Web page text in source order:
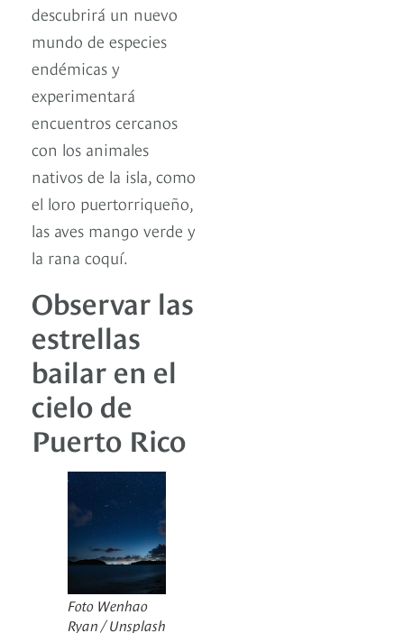
descubrirá un nuevo
mundo de especies
endémicas y
experimentará
encuentros cercanos
con los animales
nativos de la isla, como
el loro puertorriqueño,
las aves mango verde y
la rana coquí.
Observar las
estrellas
bailar en el
cielo de
Puerto Rico
Foto Wenhao
Ryan / Unsplash